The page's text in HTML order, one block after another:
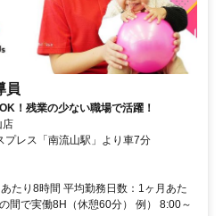
員
！残業の少ない職場で活躍！
店
プレス「南流山駅」より車7分
たり8時間 平均勤務日数：1ヶ月あた
間で実働8H（休憩60分） 例） 8:00～